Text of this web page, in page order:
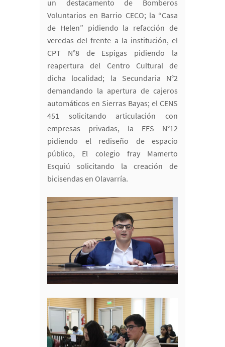
un destacamento de Bomberos
Voluntarios en Barrio CECO; la “Casa
de Helen” pidiendo la refacción de
veredas del frente a la institución, el
CPT N°8 de Espigas pidiendo la
reapertura del Centro Cultural de
dicha localidad; la Secundaria N°2
demandando la apertura de cajeros
automáticos en Sierras Bayas; el CENS
451 solicitando articulación con
empresas privadas, la EES N°12
pidiendo el rediseño de espacio
público, El colegio fray Mamerto
Esquiú solicitando la creación de
bicisendas en Olavarría.